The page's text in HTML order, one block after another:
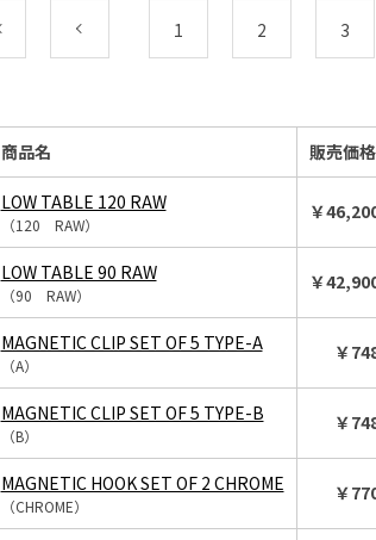
1 2 3
商品名 販売価格
LOW TABLE 120 RAW
（120 RAW）
￥
LOW TABLE 90 RAW
（90 RAW）
￥
MAGNETIC CLIP SET OF 5 TYPE-A
（A）
￥
MAGNETIC CLIP SET OF 5 TYPE-B
（B）
￥
MAGNETIC HOOK SET OF 2 CHROME
（CHROME）
￥